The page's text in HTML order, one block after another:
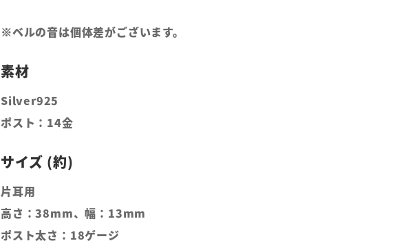
※ベルの音は個体差がございます。
Silver925
ポスト：14金
片耳用
高さ：38mm、幅：13mm
ポスト太さ：18ゲージ